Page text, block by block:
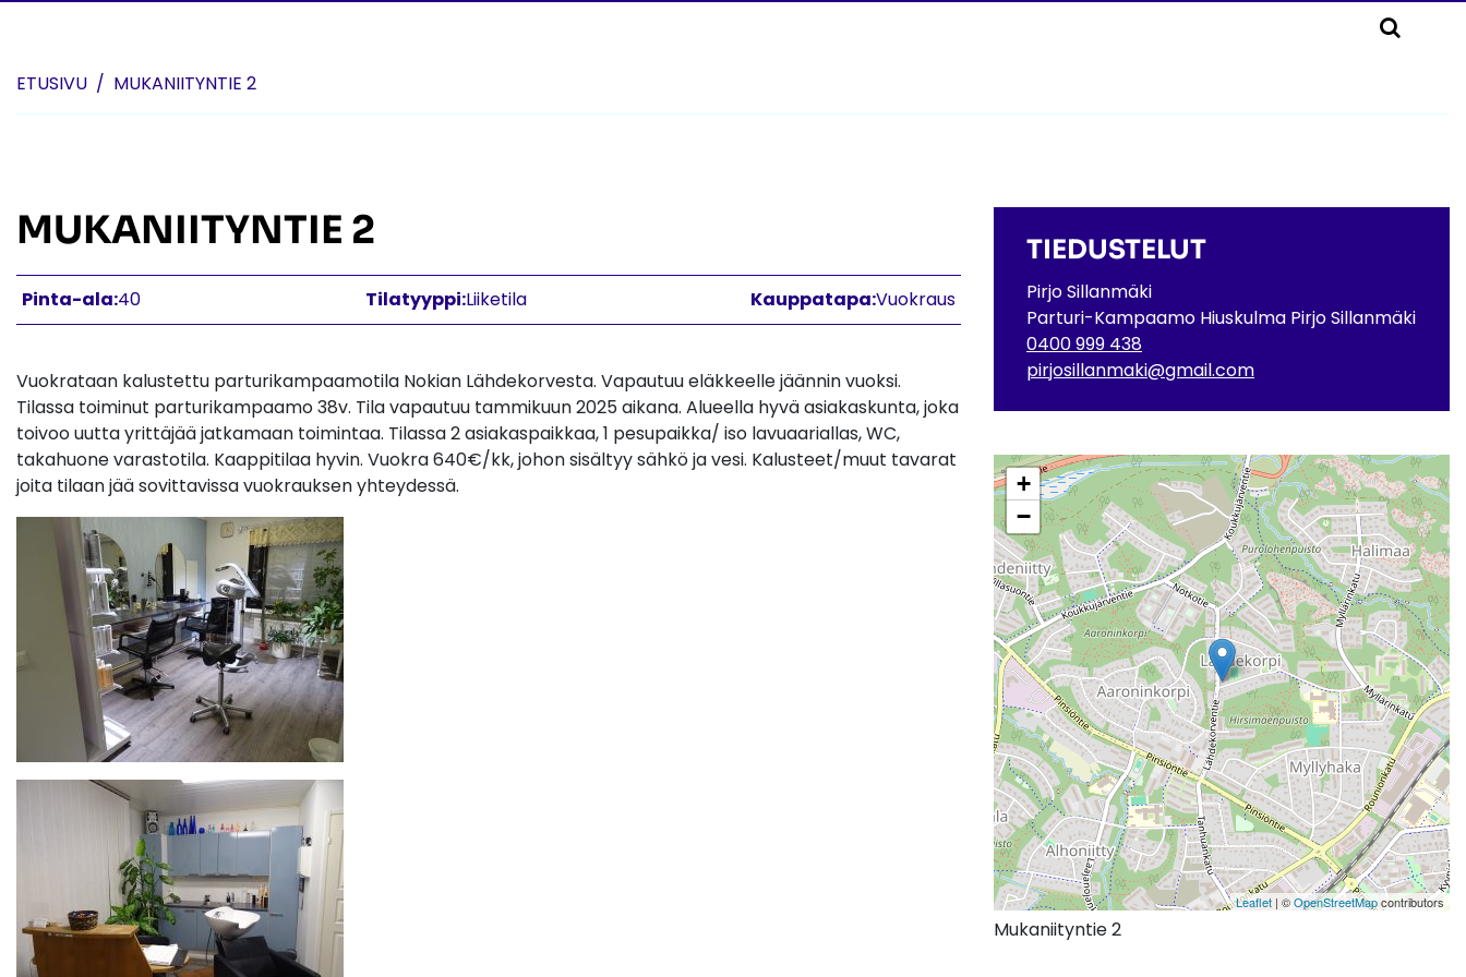
ETUSIVU MUKANIITYNTIE 2
MUKANIITYNTIE 2
Pinta-ala:40 Tilatyyppi:Liiketila Kauppatapa:Vuokraus
Vuokrataan kalustettu parturikampaamotila Nokian Lähdekorvesta. Vapautuu eläkkeelle jäännin vuoksi.
Tilassa toiminut parturikampaamo 38v. Tila vapautuu tammikuun 2025 aikana. Alueella hyvä asiakaskunta, joka
toivoo uutta yrittäjää jatkamaan toimintaa. Tilassa 2 asiakaspaikkaa, 1 pesupaikka/ iso lavuaariallas, WC,
takahuone varastotila. Kaappitilaa hyvin. Vuokra 640€/kk, johon sisältyy sähkö ja vesi. Kalusteet/muut tavarat
joita tilaan jää sovittavissa vuokrauksen yhteydessä.
TIEDUSTELUT
Pirjo Sillanmäki
Parturi-Kampaamo Hiuskulma Pirjo Sillanmäki
0400 999 438
pirjosillanmaki@gmail.com
+
−
Leaflet | ©OpenStreetMapcontributors
Mukaniityntie 2